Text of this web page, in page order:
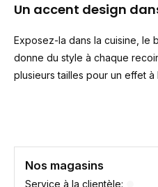
Un accent design
Exposez-la dans la cuisine, le
donne du style à chaque
plusieurs tailles pour un effet
Nos magasins
Service à la clientèle: